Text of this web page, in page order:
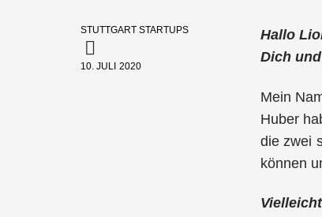
STUTTGART STARTUPS
10. JULI 2020
Hallo
Dich
Mein
Huber
die zwei
können